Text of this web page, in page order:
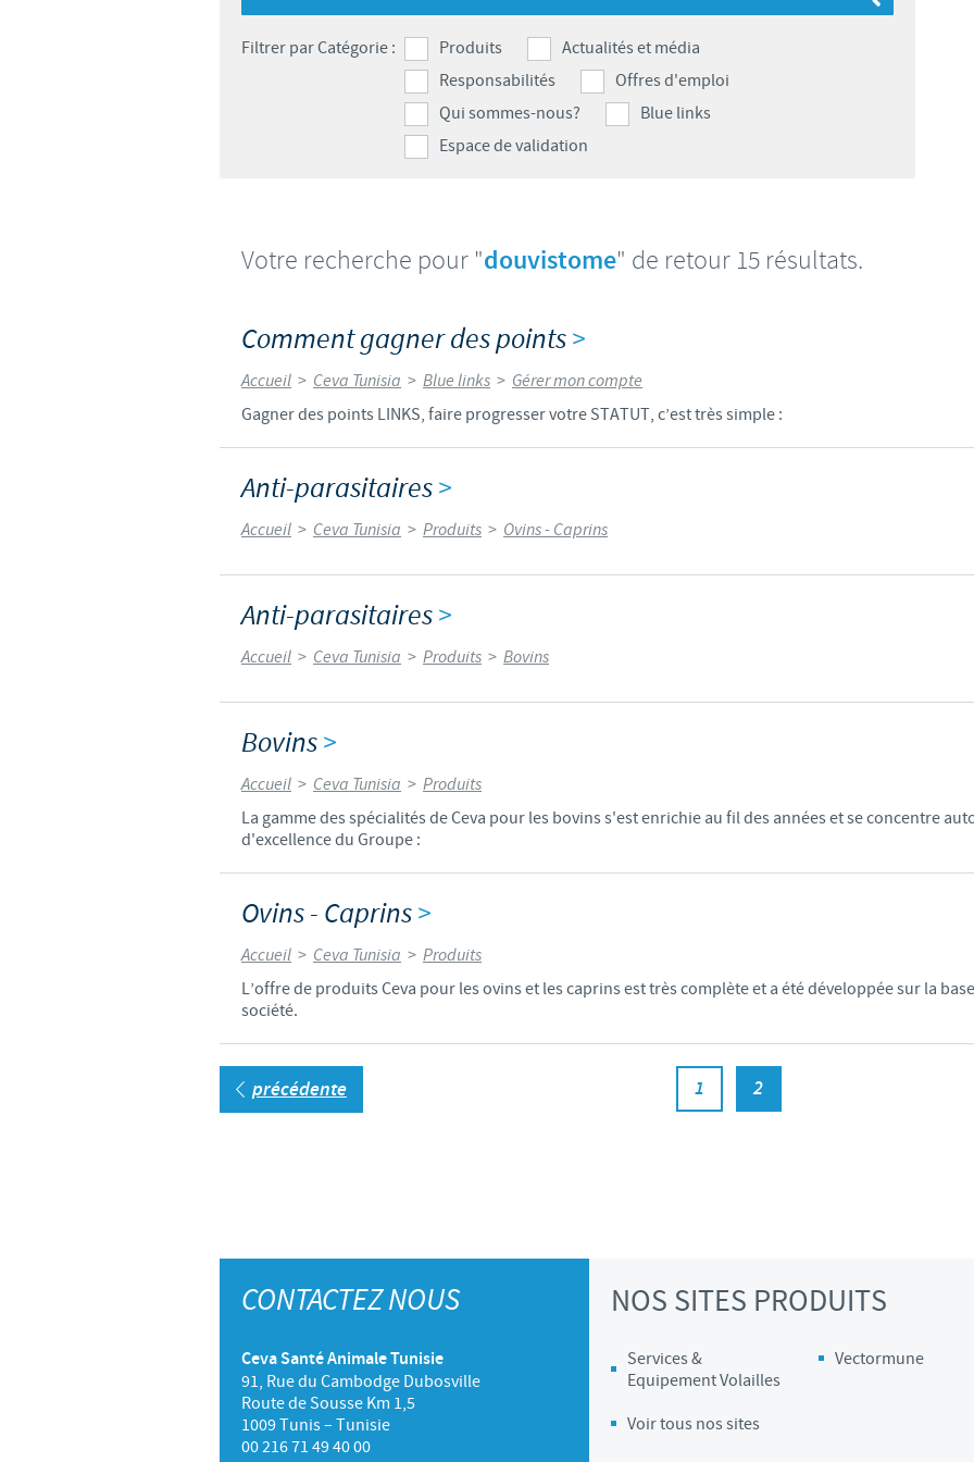
Bulgaria
Canada (EN)
Denmark
Egypt
Middle East
Philippines
Les contraintes réglementaires et les pratiques médicales varient
SYSTÈME D'ALERTE
Filtrer par Catégorie : Produits
Actualités et média
Responsabilités
Offres d'emploi
Qui sommes-nous?
Blue links
Espace de validation
Votre recherche pour "douvistome" de retour 15 résultats.
Comment gagner des points>
Accueil > Ceva Tunisia > Blue links > Gérer mon compte
Gagner des points LINKS, faire progresser votre STATUT, c’est très simple :
Anti-parasitaires>
Accueil > Ceva Tunisia > Produits > Ovins - Caprins
Anti-parasitaires>
Accueil > Ceva Tunisia > Produits > Bovins
Bovins>
Accueil > Ceva Tunisia > Produits
La gamme des spécialités de Ceva pour les bovins s'est enrichie au fil des années et se concentre
d'excellence du Groupe :
Ovins - Caprins>
Accueil > Ceva Tunisia > Produits
L’offre de produits Ceva pour les ovins et les caprins est très complète et a été développée sur la
société.
précédente 1 2
CONTACTEZ NOUS
Ceva Santé Animale Tunisie
91, Rue du Cambodge Dubosville
Route de Sousse Km 1,5
1009 Tunis – Tunisie
00 216 71 49 40 00
NOS SITES PRODUITS
Services &
Equipement Volailles
Vectormune
Voir tous nos sites